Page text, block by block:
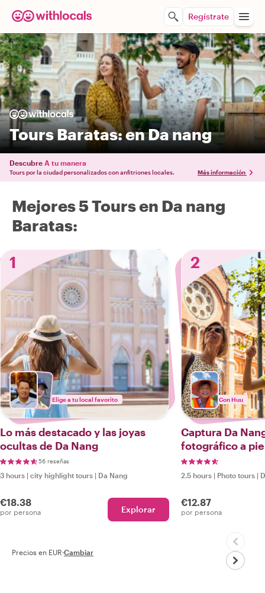
Regístrate
Tours Baratas: en Da nang
Descubre A tu manera
Tours por la ciudad personalizados con anfitriones locales. Más información
Mejores 5 Tours en Da nang
Baratas:
1
Elige a tu local favorito
Lo más destacado y las joyas
ocultas de Da Nang
56 reseñas
3 hours | city highlight tours | Da Nang
€18.38
por persona Explorar
2
Con Huu
Captura Da
fotográfico a pie
2.5 hours | Photo tours |
€12.87
por persona
Precios en EUR·Cambiar